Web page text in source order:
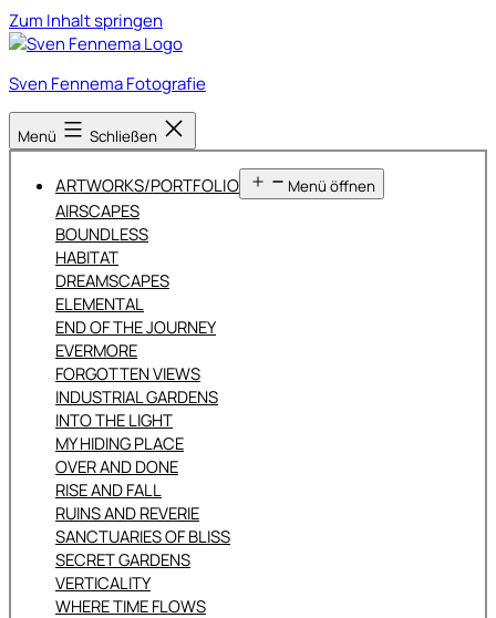
Zum Inhalt springen
Sven Fennema Fotografie
Menü Schließen
ARTWORKS/PORTFOLIO Menü öffnen
AIRSCAPES
BOUNDLESS
HABITAT
DREAMSCAPES
ELEMENTAL
END OF THE JOURNEY
EVERMORE
FORGOTTEN VIEWS
INDUSTRIAL GARDENS
INTO THE LIGHT
MY HIDING PLACE
OVER AND DONE
RISE AND FALL
RUINS AND REVERIE
SANCTUARIES OF BLISS
SECRET GARDENS
VERTICALITY
WHERE TIME FLOWS